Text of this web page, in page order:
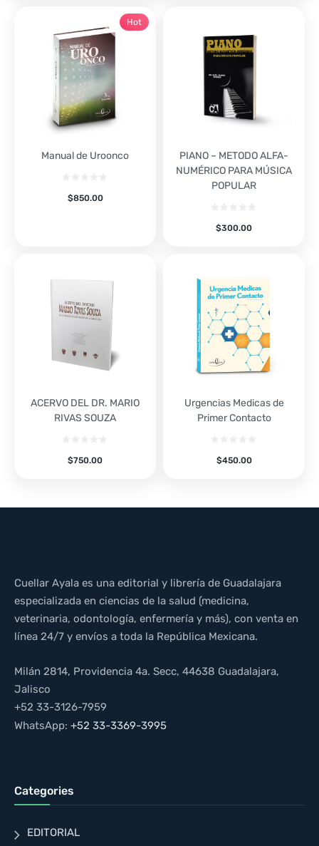
Manual de Uroonco
$850.00
Hot
PIANO – METODO ALFA-
NUMÉRICO PARA MÚSICA
POPULAR
$300.00
ACERVO DEL DR. MARIO
RIVAS SOUZA
$750.00
Urgencias Medicas de
Primer Contacto
$450.00
Cuellar Ayala es una editorial y librería de Guadalajara
especializada en ciencias de la salud (medicina,
veterinaria, odontología, enfermería y más), con venta en
línea 24/7 y envíos a toda la República Mexicana.
Milán 2814, Providencia 4a. Secc, 44638 Guadalajara,
Jalisco
+52 33-3126-7959
WhatsApp: +52 33-3369-3995
Categories
EDITORIAL